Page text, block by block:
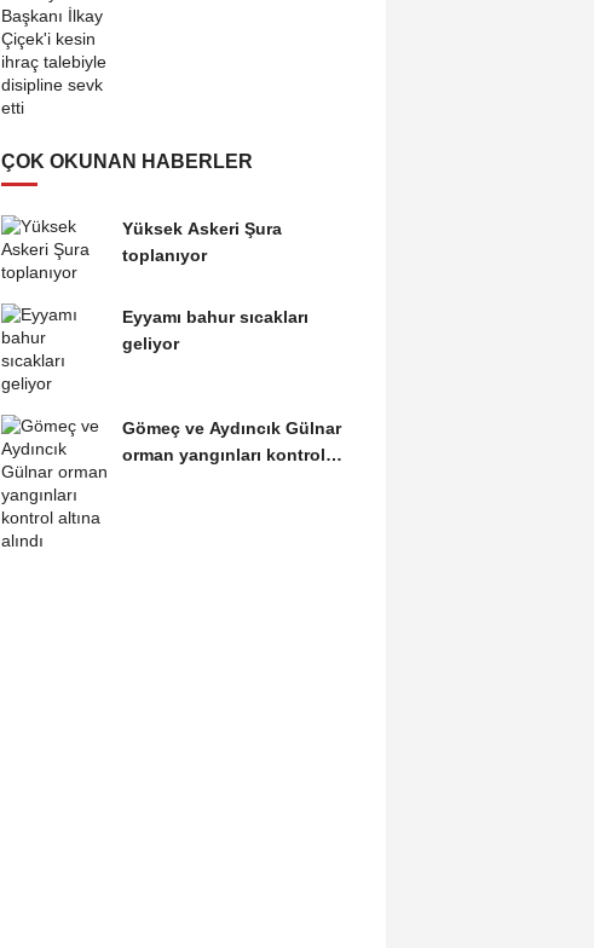
ÇOK OKUNAN HABERLER
Yüksek Askeri Şura
toplanıyor
Eyyamı bahur sıcakları
geliyor
Gömeç ve Aydıncık Gülnar
orman yangınları kontrol